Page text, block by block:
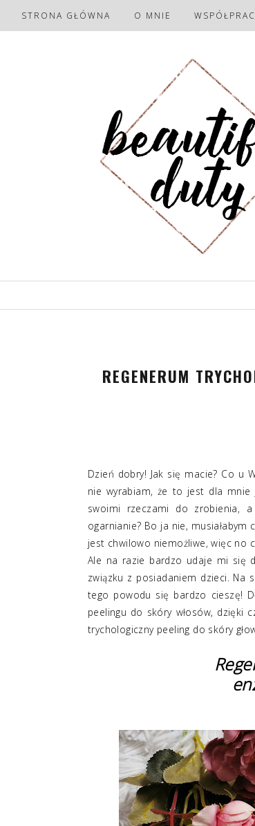
STRONA GŁÓWNA O MNIE
REGENERUM
Dzień dobry! Jak się macie? Co u
nie wyrabiam, że to jest dla
swoimi rzeczami do zrobienia,
ogarnianie? Bo ja nie, musiałabym
jest chwilowo niemożliwe, więc no
Ale na razie bardzo udaje mi się
związku z posiadaniem dzieci. Na
tego powodu się bardzo cieszę!
peelingu do skóry włosów, dzięki
trychologiczny peeling do skóry